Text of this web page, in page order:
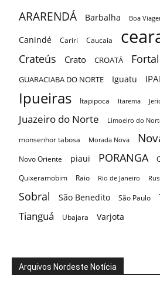
ARARENDÁ Barbalha Boa
Canindé
Cariri Caucaia
Crateús Crato CROATÁ
GUARACIABA DO NORTE Iguatu
Ipueiras Itapipoca Itarema
Juazeiro do Norte Limoeiro do
monsenhor tabosa Morada Nova
Novo Oriente piaui PORANGA
Quixeramobim
Raio Rio de Janeiro
Sobral São Benedito São Paulo
Tianguá Ubajara Varjota
Arquivos Nordeste Notícia